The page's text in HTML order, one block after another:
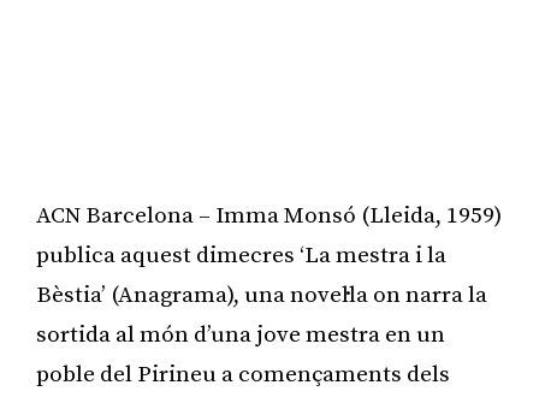
ACN Barcelona – Imma Monsó (Lleida, 1959)
publica aquest dimecres ‘La mestra i la
Bèstia’ (Anagrama), una novel·la on narra la
sortida al món d’una jove mestra en un
poble del Pirineu a començaments dels